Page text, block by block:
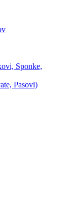
Sponke,
Pasovi)